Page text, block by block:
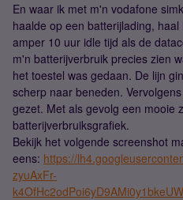
En waar ik met m'n vodafone
haalde op een batterijlading,
amper 10 uur idle tijd als de
m'n batterijverbruik precies zien
het toestel was gedaan. De lijn
scherp naar beneden.
gezet. Met als gevolg een mooie
batterijverbruiksgrafiek.
Bekijk het volgende screenshot
eens: https://
zyuAxFr-